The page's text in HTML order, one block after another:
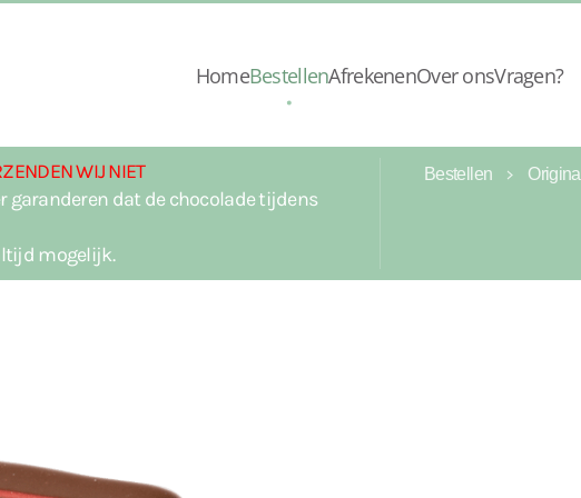
HomeBestellenAfrekenenOver onsVragen?
WIJ NIET
dat de chocolade tijdens
mogelijk.
Bestellen Original